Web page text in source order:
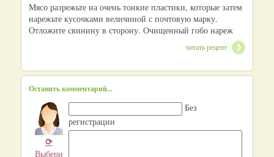
Мясо разрежьте на очень тонкие пластики, которые затем
нарежьте кусочками величиной с почтовую марку.
Отложите свинину в сторону. Очищенный гобо нареж
читать рецепт
Оставить комментарий...
⟳
Выбери
Без
регистрации